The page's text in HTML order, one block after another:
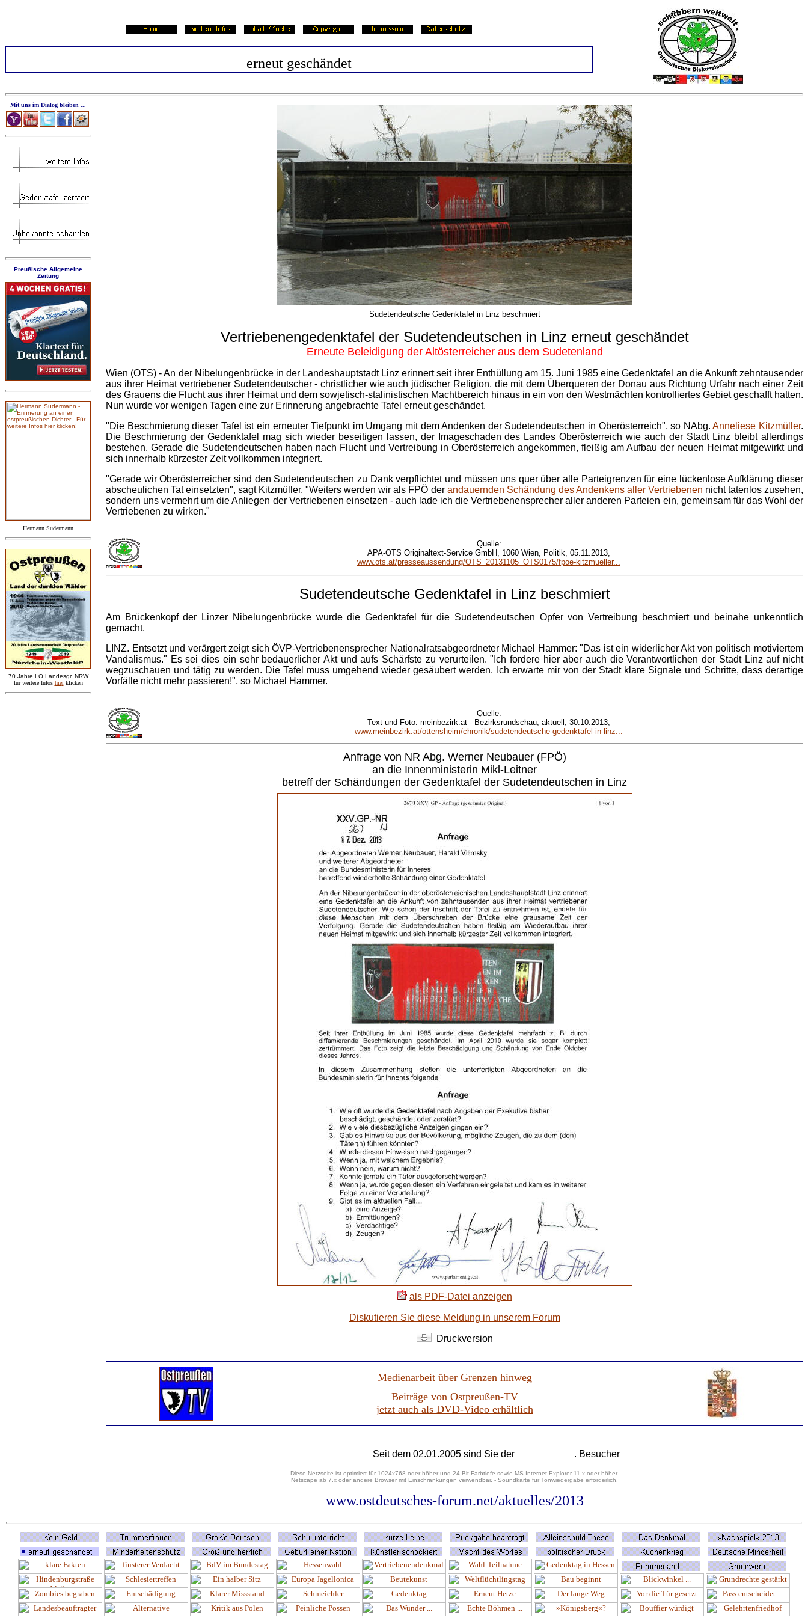
erneut geschändet
Mit uns im Dialog bleiben ...
Preußische Allgemeine
Zeitung
Hermann Sudermann
70 Jahre LO Landesgr. NRW
für weitere Infos hier klicken
Sudetendeutsche Gedenktafel in Linz beschmiert
Vertriebenengedenktafel derSudetendeutschen in Linz erneut geschändet
Erneute Beleidigung der Altösterreicher aus dem Sudetenland
Wien (OTS) -An der Nibelungenbrücke in der Landeshauptstadt Linz erinnert seit ihrer Enthüllung am 15. Juni 1985 eine Gedenktafel an die Ankunft zehntausender
aus ihrer Heimat vertriebener Sudetendeutscher - christlicher wie auch jüdischer Religion, die mit dem Überqueren der Donau aus Richtung Urfahr nach einer Zeit
des Grauens die Flucht aus ihrer Heimat und dem sowjetisch-stalinistischen Machtbereich hinaus in ein von den Westmächten kontrolliertes Gebiet geschafft hatten.
Nun wurde vor wenigen Tagen eine zur Erinnerung angebrachte Tafel erneut geschändet.
"Die Beschmierung dieser Tafel ist ein erneuter Tiefpunkt im Umgang mit dem Andenken der Sudetendeutschen in Oberösterreich", so NAbg.Anneliese Kitzmüller.
Die Beschmierung der Gedenktafel mag sich wieder beseitigen lassen, der Imageschaden des Landes Oberösterreich wie auch der Stadt Linz bleibt allerdings
bestehen. Gerade die Sudetendeutschen haben nach Flucht und Vertreibung in Oberösterreich angekommen, fleißig am Aufbau der neuen Heimat mitgewirkt und
sich innerhalb kürzester Zeit vollkommen integriert.
"Gerade wir Oberösterreicher sind den Sudetendeutschen zu Dank verpflichtet und müssen uns quer über alle Parteigrenzen für eine lückenlose Aufklärung dieser
abscheulichen Tat einsetzten", sagt Kitzmüller. "Weiters werden wir als FPÖ der andauernden Schändung des Andenkens aller Vertriebenen nicht tatenlos zusehen,
sondern uns vermehrt um die Anliegen der Vertriebenen einsetzen - auch lade ich die Vertriebenensprecher aller anderen Parteien ein, gemeinsam für das Wohl der
Vertriebenen zu wirken."
Quelle:
APA-OTS Originaltext-Service GmbH, 1060 Wien, Politik, 05.11.2013,
www.ots.at/presseaussendung/OTS_20131105_OTS0175/fpoe-kitzmueller...
Sudetendeutsche Gedenktafel in Linz beschmiert
Am Brückenkopf der Linzer Nibelungenbrücke wurde die Gedenktafel für die Sudetendeutschen Opfer von Vertreibung beschmiert und beinahe unkenntlich
gemacht.
LINZ. Entsetzt und verärgert zeigt sich ÖVP-Vertriebenensprecher Nationalratsabgeordneter Michael Hammer: "Das ist ein widerlicher Akt von politisch motiviertem
Vandalismus." Es sei dies ein sehr bedauerlicher Akt und aufs Schärfste zu verurteilen. "Ich fordere hier aber auch die Verantwortlichen der Stadt Linz auf nicht
wegzuschauen und tätig zu werden. Die Tafel muss umgehend wieder gesäubert werden. Ich erwarte mir von der Stadt klare Signale und Schritte, dass derartige
Vorfälle nicht mehr passieren!", so Michael Hammer.
Quelle:
Text und Foto: meinbezirk.at - Bezirksrundschau, aktuell, 30.10.2013,
www.meinbezirk.at/ottensheim/chronik/sudetendeutsche-gedenktafel-in-linz...
Anfragevon NR Abg. Werner Neubauer (FPÖ)
an die Innenministerin Mikl-Leitner
betreff der Schändungen der Gedenktafel der Sudetendeutschen in Linz
als PDF-Datei anzeigen
Diskutieren Sie diese Meldung in unserem Forum
Druckversion
Medienarbeit über Grenzen hinweg
Beiträge von Ostpreußen-TV
jetzt auch als DVD-Video erhältlich
Seit dem 02.01.2005 sind Sie der . Besucher
Diese Netzseite ist optimiert für 1024x768 oder höher und 24 Bit Farbtiefe sowie MS-Internet Explorer 11.x oder höher.
Netscape ab 7.x oder andere Browser mit Einschränkungen verwendbar. - Soundkarte für Tonwiedergabe erforderlich.
www.ostdeutsches-forum.net/aktuelles/2013